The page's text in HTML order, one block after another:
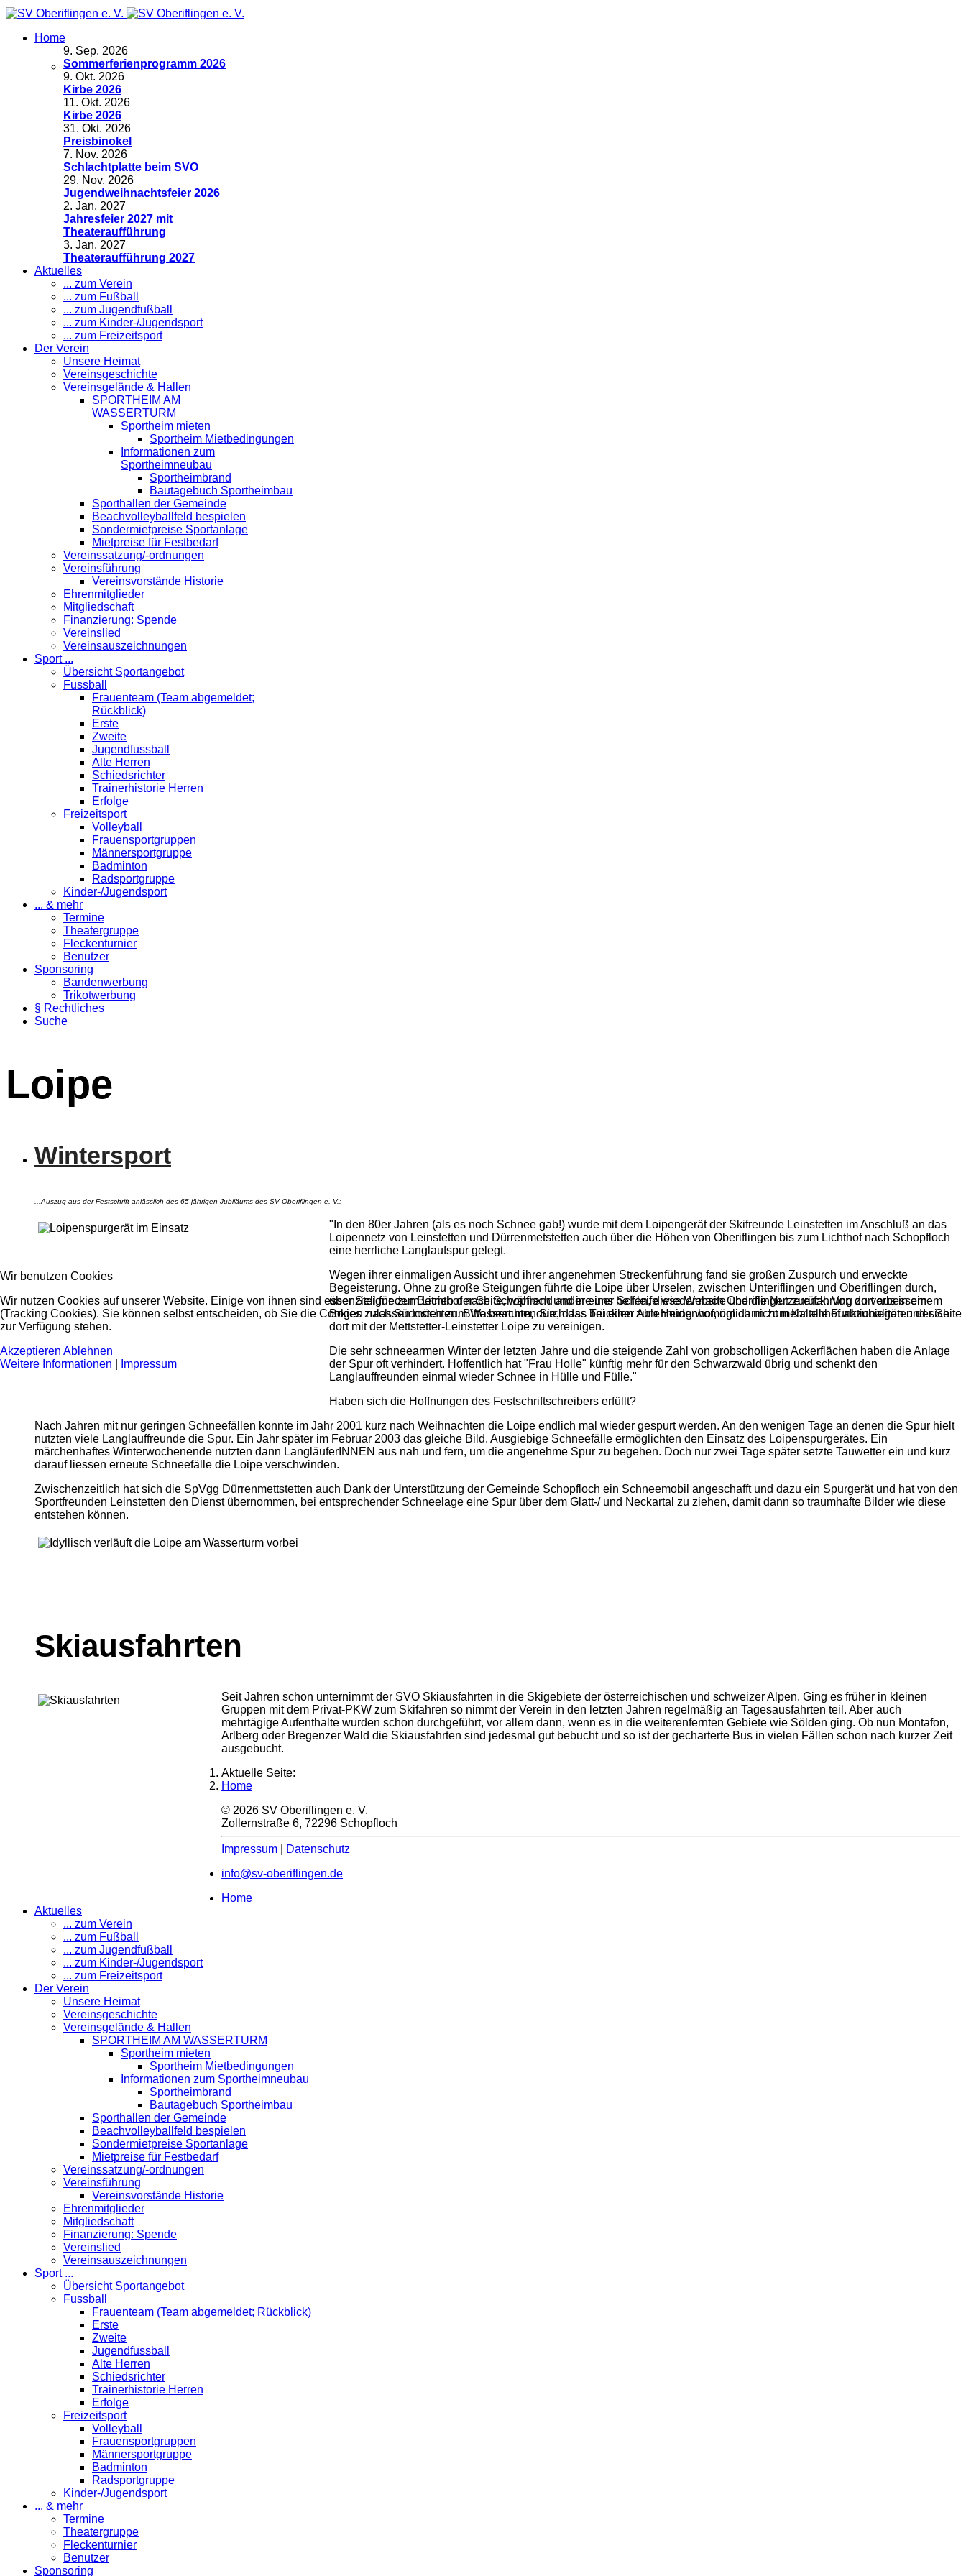
Home
9. Sep. 2026
Sommerferienprogramm 2026
9. Okt. 2026
Kirbe 2026
11. Okt. 2026
Kirbe 2026
31. Okt. 2026
Preisbinokel
7. Nov. 2026
Schlachtplatte beim SVO
29. Nov. 2026
Jugendweihnachtsfeier 2026
2. Jan. 2027
Jahresfeier 2027 mit
Theateraufführung
3. Jan. 2027
Theateraufführung 2027
Aktuelles
... zum Verein
... zum Fußball
... zum Jugendfußball
... zum Kinder-/Jugendsport
... zum Freizeitsport
Der Verein
Unsere Heimat
Vereinsgeschichte
Vereinsgelände & Hallen
SPORTHEIM AM
WASSERTURM
Sportheim mieten
Sportheim Mietbedingungen
Informationen zum
Sportheimneubau
Sportheimbrand
Bautagebuch Sportheimbau
Sporthallen der Gemeinde
Beachvolleyballfeld bespielen
Sondermietpreise Sportanlage
Mietpreise für Festbedarf
Vereinssatzung/-ordnungen
Vereinsführung
Vereinsvorstände Historie
Ehrenmitglieder
Mitgliedschaft
Finanzierung: Spende
Vereinslied
Vereinsauszeichnungen
Sport ...
Übersicht Sportangebot
Fussball
Frauenteam (Team abgemeldet;
Rückblick)
Erste
Zweite
Jugendfussball
Alte Herren
Schiedsrichter
Trainerhistorie Herren
Erfolge
Freizeitsport
Volleyball
Frauensportgruppen
Männersportgruppe
Badminton
Radsportgruppe
Kinder-/Jugendsport
... & mehr
Termine
Theatergruppe
Fleckenturnier
Benutzer
Sponsoring
Bandenwerbung
Trikotwerbung
§ Rechtliches
Suche
Loipe
Wintersport
...Auszug aus der Festschrift anlässlich des 65-jährigen Jubiläums des SV Oberiflingen e. V.:
"In den 80er Jahren (als es noch Schnee gab!) wurde mit dem Loipengerät der Skifreunde Leinstetten im Anschluß an das
Loipennetz von Leinstetten und Dürrenmetstetten auch über die Höhen von Oberiflingen bis zum Lichthof nach Schopfloch
eine herrliche Langlaufspur gelegt.
Wegen ihrer einmaligen Aussicht und ihrer angenehmen Streckenführung fand sie großen Zuspurch und erweckte
Begeisterung. Ohne zu große Steigungen führte die Loipe über Urselen, zwischen Unteriflingen und Oberiflingen durch,
über Steigne zum Lichthof nach Schopfloch und in einer Schleife wieder nach Oberiflingen zurück. Von dort aus in einem
Bogen nach Südosten zum Wasserturm, durch das Trücklen zum Heidenhof, um dann zum Kaltenhof abzubiegen und sich
dort mit der Mettstetter-Leinstetter Loipe zu vereinigen.
Die sehr schneearmen Winter der letzten Jahre und die steigende Zahl von grobscholligen Ackerflächen haben die Anlage
der Spur oft verhindert. Hoffentlich hat "Frau Holle" künftig mehr für den Schwarzwald übrig und schenkt den
Langlauffreunden einmal wieder Schnee in Hülle und Fülle."
Haben sich die Hoffnungen des Festschriftschreibers erfüllt?
Nach Jahren mit nur geringen Schneefällen konnte im Jahr 2001 kurz nach Weihnachten die Loipe endlich mal wieder gespurt werden. An den wenigen Tage an denen die Spur hielt
nutzten viele Langlauffreunde die Spur. Ein Jahr später im Februar 2003 das gleiche Bild. Ausgiebige Schneefälle ermöglichten den Einsatz des Loipenspurgerätes. Ein
märchenhaftes Winterwochenende nutzten dann LangläuferINNEN aus nah und fern, um die angenehme Spur zu begehen. Doch nur zwei Tage später setzte Tauwetter ein und kurz
darauf liessen erneute Schneefälle die Loipe verschwinden.
Zwischenzeitlich hat sich die SpVgg Dürrenmettstetten auch Dank der Unterstützung der Gemeinde Schopfloch ein Schneemobil angeschafft und dazu ein Spurgerät und hat von den
Sportfreunden Leinstetten den Dienst übernommen, bei entsprechender Schneelage eine Spur über dem Glatt-/ und Neckartal zu ziehen, damit dann so traumhafte Bilder wie diese
entstehen können.
Skiausfahrten
Seit Jahren schon unternimmt der SVO Skiausfahrten in die Skigebiete der österreichischen und schweizer Alpen. Ging es früher in kleinen
Gruppen mit dem Privat-PKW zum Skifahren so nimmt der Verein in den letzten Jahren regelmäßig an Tagesausfahrten teil. Aber auch
mehrtägige Aufenthalte wurden schon durchgeführt, vor allem dann, wenn es in die weiterenfernten Gebiete wie Sölden ging. Ob nun Montafon,
Arlberg oder Bregenzer Wald die Skiausfahrten sind jedesmal gut bebucht und so ist der gecharterte Bus in vielen Fällen schon nach kurzer Zeit
ausgebucht.
Aktuelle Seite:
Home
© 2026 SV Oberiflingen e. V.
Zollernstraße 6, 72296 Schopfloch
Impressum
Datenschutz
info@sv-oberiflingen.de
Home
Aktuelles
... zum Verein
... zum Fußball
... zum Jugendfußball
... zum Kinder-/Jugendsport
... zum Freizeitsport
Der Verein
Unsere Heimat
Vereinsgeschichte
Vereinsgelände & Hallen
SPORTHEIM AM WASSERTURM
Sportheim mieten
Sportheim Mietbedingungen
Informationen zum Sportheimneubau
Sportheimbrand
Bautagebuch Sportheimbau
Sporthallen der Gemeinde
Beachvolleyballfeld bespielen
Sondermietpreise Sportanlage
Mietpreise für Festbedarf
Vereinssatzung/-ordnungen
Vereinsführung
Vereinsvorstände Historie
Ehrenmitglieder
Mitgliedschaft
Finanzierung: Spende
Vereinslied
Vereinsauszeichnungen
Sport ...
Übersicht Sportangebot
Fussball
Frauenteam (Team abgemeldet; Rückblick)
Erste
Zweite
Jugendfussball
Alte Herren
Schiedsrichter
Trainerhistorie Herren
Erfolge
Freizeitsport
Volleyball
Frauensportgruppen
Männersportgruppe
Badminton
Radsportgruppe
Kinder-/Jugendsport
... & mehr
Termine
Theatergruppe
Fleckenturnier
Benutzer
Sponsoring
Wir benutzen Cookies
Wir nutzen Cookies auf unserer Website. Einige von ihnen sind essenziell für den Betrieb der Seite, während andere uns helfen, diese Website und die Nutzererfahrung zu verbessern
(Tracking Cookies). Sie können selbst entscheiden, ob Sie die Cookies zulassen möchten. Bitte beachten Sie, dass bei einer Ablehnung womöglich nicht mehr alle Funktionalitäten der Seite
zur Verfügung stehen.
Akzeptieren Ablehnen
Weitere Informationen
Impressum